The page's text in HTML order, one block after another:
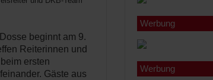
beginnt am 9.
Reiterinnen und
ersten
Gäste aus
Werbung
Werbung